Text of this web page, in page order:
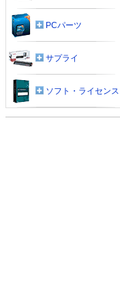
PCパーツ
サプライ
ソフト・ライセンス